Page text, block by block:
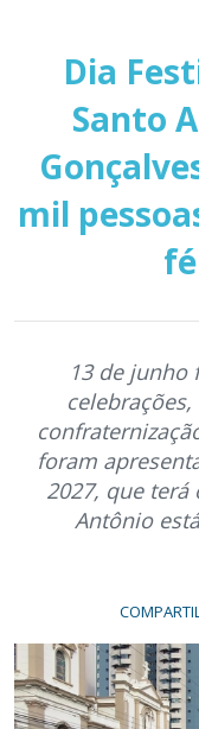
Dia
Santo
mil
13 de junho
foram
2027, que terá
Antônio